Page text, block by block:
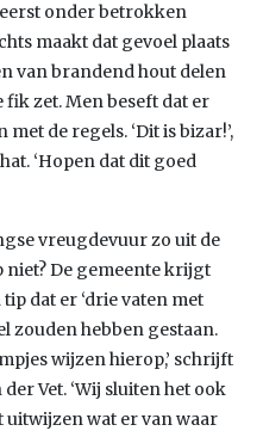
onder betrokken
maakt dat gevoel plaats
van brandend hout delen
zet. Men beseft dat er
de regels. ‘Dit is bizar!’,
‘Hopen dat dit goed
vreugdevuur zo uit de
De gemeente krijgt
dat er ‘drie vaten met
zouden hebben gestaan.
wijzen hierop,’ schrijft
Vet. ‘Wij sluiten het ook
wat er van waar